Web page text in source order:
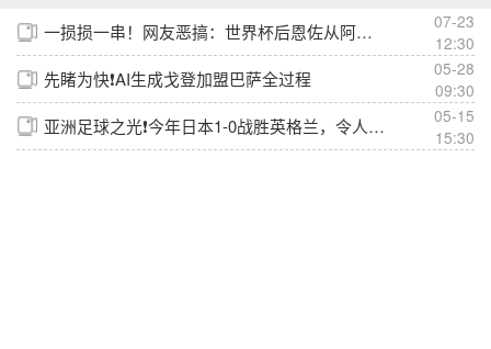
一损损一串！网友恶搞：世界杯后恩佐从阿根廷队回到切尔西~
07-23
12:30
先睹为快❗️AI生成戈登加盟巴萨全过程
05-28
09:30
亚洲足球之光❗️今年日本1-0战胜英格兰，令人震撼
05-15
15:30